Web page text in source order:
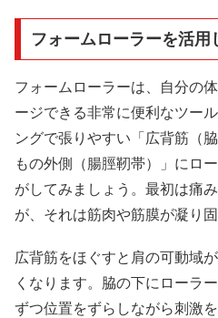
フォームローラーを活用
フォームローラーは、自分の
ージできる非常に便利なツー
ングで張りやすい「広背筋（
もの外側（腸脛靭帯）」にロ
がしてみましょう。最初は痛
が、それは筋肉や筋膜が凝り
広背筋をほぐすと肩の可動域
くなります。脇の下にローラ
ずつ位置をずらしながら刺激